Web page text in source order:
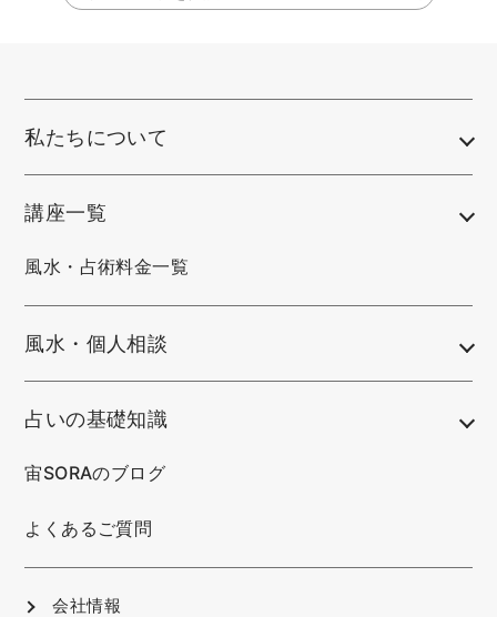
私たちについて
講座一覧
風水・占術料金一覧
風水・個人相談
占いの基礎知識
宙SORAのブログ
よくあるご質問
会社情報